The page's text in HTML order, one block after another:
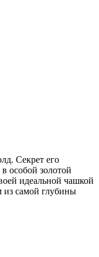
Секрет его
особой золотой
идеальной чашкой
из самой глубины